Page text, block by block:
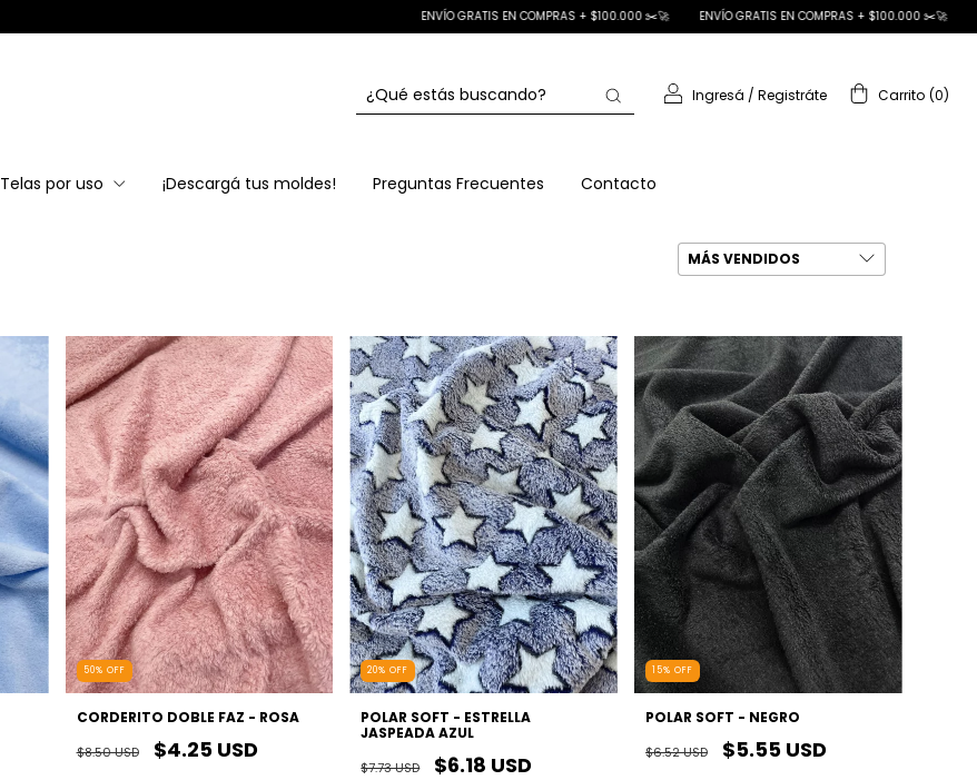
ENVÍO GRATIS EN COMPRAS + $100.000 ✂️🚀 ENVÍO GRATIS EN COMPRAS + $100.000 ✂️🚀 ENVÍO GRATIS EN COMPRAS +
Ingresá / Registráte Carrito (0)
Telas por uso ¡Descargá tus moldes! Preguntas Frecuentes Contacto
50% OFF
CORDERITO DOBLE FAZ - ROSA
$8.50 USD $4.25 USD
20%OFF
POLAR SOFT - ESTRELLA
JASPEADA AZUL
$7.73 USD $6.18 USD
15%OFF
POLAR SOFT - NEGRO
$6.52 USD $5.55 USD